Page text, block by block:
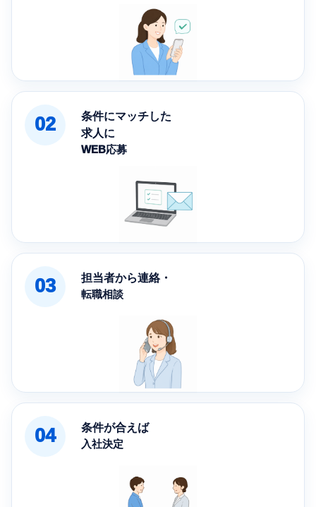
02
条件にマッチした
求人に
WEB応募
03
担当者から連絡・
転職相談
04
条件が合えば
入社決定